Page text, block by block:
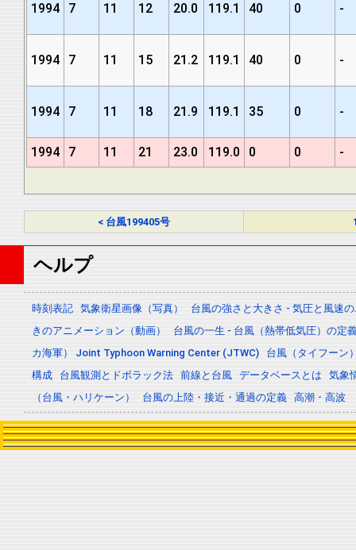
1994 7 11 12 20.0 119.1 40 0 -
1994 7 11 15 21.2 119.1 40 0 -
1994 7 11 18 21.9 119.1 35 0 -
1994 7 11 21 23.0 119.0 0 0 -
< 台風199405号
ヘルプ
時刻表記 気象衛星画像（写真）
台風の強さと大きさ - 気圧と風速
きのアニメーション（動画）
台風の一生 - 台風（熱帯低気圧）の定
カ海軍） Joint Typhoon Warning Center (JTWC)
台風（タイフーン
構成
台風観測とドボラック法 前線と台風 データベースとは
気象
（台風・ハリケーン）
台風の上陸・接近・通過の定義 高潮・高波